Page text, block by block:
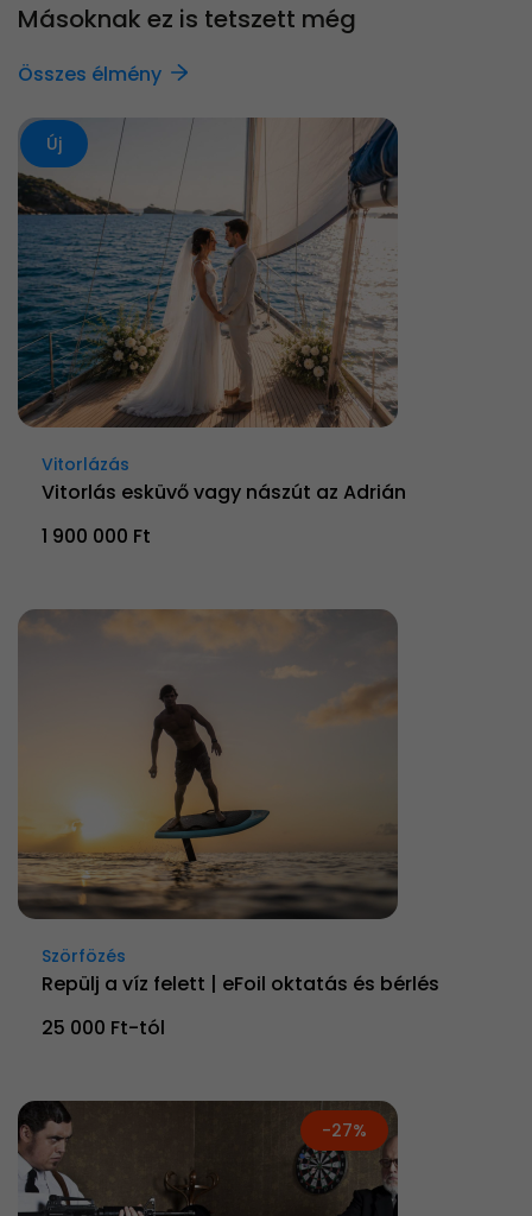
Másoknak ez is tetszett még
Összes élmény
Új
Vitorlázás
Vitorlás esküvő vagy nászút az Adrián
1 900 000 Ft
Szörfözés
Repülj a víz felett | eFoil oktatás és bérlés
25 000 Ft-tól
-27%